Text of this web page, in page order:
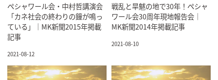
ペシャワール会・中村哲講演会
「カネ社会の終わりの鐘が鳴っ
ている」｜MK新聞2015年掲載
記事
2021-08-12
戦乱と旱魃の地で30年！ペシャ
ワール会30周年現地報告会｜
MK新聞2014年掲載記事
2021-08-10